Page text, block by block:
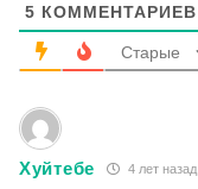
5 КОММЕНТАРИЕВ
Старые
Хуйтебе 4 лет назад